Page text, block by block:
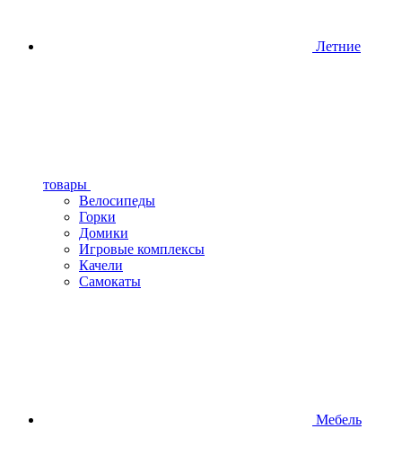
Летние
товары
Велосипеды
Горки
Домики
Игровые комплексы
Качели
Самокаты
Мебель